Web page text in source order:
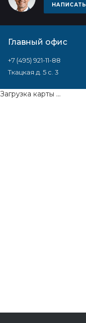
НАПИСАТЬ
Главный офис
+7 (495) 921-11-88
Ткацкая д. 5 с. 3
Загрузка карты ...